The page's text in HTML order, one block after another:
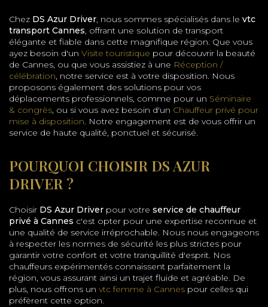
Chez DS Azur Driver, nous sommes spécialisés dans le vtc
transport Cannes, offrant une solution de transport
élégante et fiable dans cette magnifique région. Que vous
ayez besoin d'un Visite touristique pour découvrir la beauté
de Cannes, ou que vous assistiez à une Réception /
célébration, notre service est à votre disposition. Nous
proposons également des solutions pour vos
déplacements professionnels, comme pour un Séminaire
& congrès, ou si vous avez besoin d'un Chauffeur privé pour
mise à disposition. Notre engagement est de vous offrir un
service de haute qualité, ponctuel et sécurisé.
POURQUOI CHOISIR DS AZUR
DRIVER ?
Choisir DS Azur Driver pour votre service de chauffeur
privé à Cannes c'est opter pour une expertise reconnue et
une qualité de service irréprochable. Nous nous engageons
à respecter les normes de sécurité les plus strictes pour
garantir votre confort et votre tranquillité d'esprit. Nos
chauffeurs expérimentés connaissent parfaitement la
région, vous assurant ainsi un trajet fluide et agréable. De
plus, nous offrons un vtc femme à Cannes pour celles qui
préfèrent cette option.